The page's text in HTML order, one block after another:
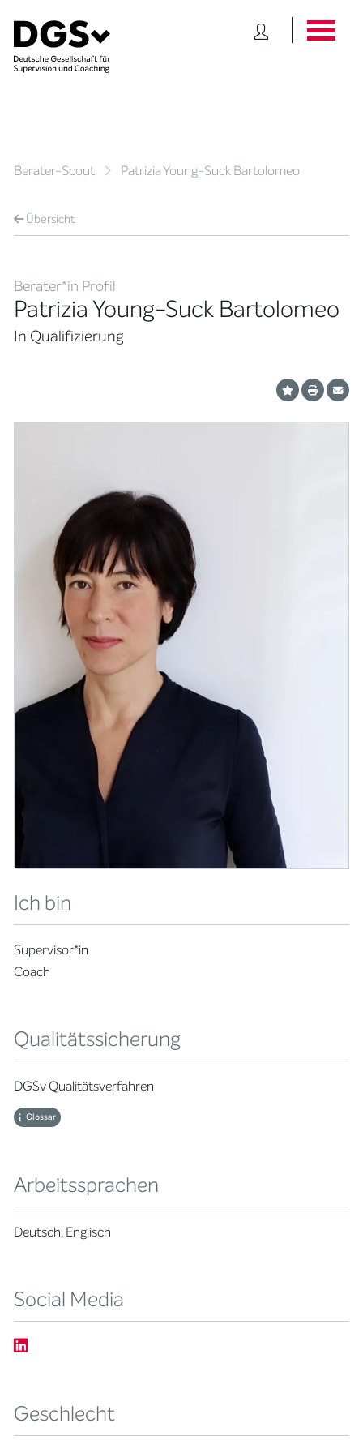
Berater-Scout Patrizia Young-Suck Bartolomeo
Übersicht
Berater*in Profil
Patrizia Young-Suck Bartolomeo
In Qualifizierung
Ich bin
Supervisor*in
Coach
Qualitätssicherung
DGSv Qualitätsverfahren
Glossar
Arbeitssprachen
Deutsch, Englisch
Social Media
Geschlecht